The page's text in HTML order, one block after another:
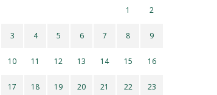
1 2
3 4 5 6 7 8 9
10 11 12 13 14 15 16
17 18 19 20 21 22 23